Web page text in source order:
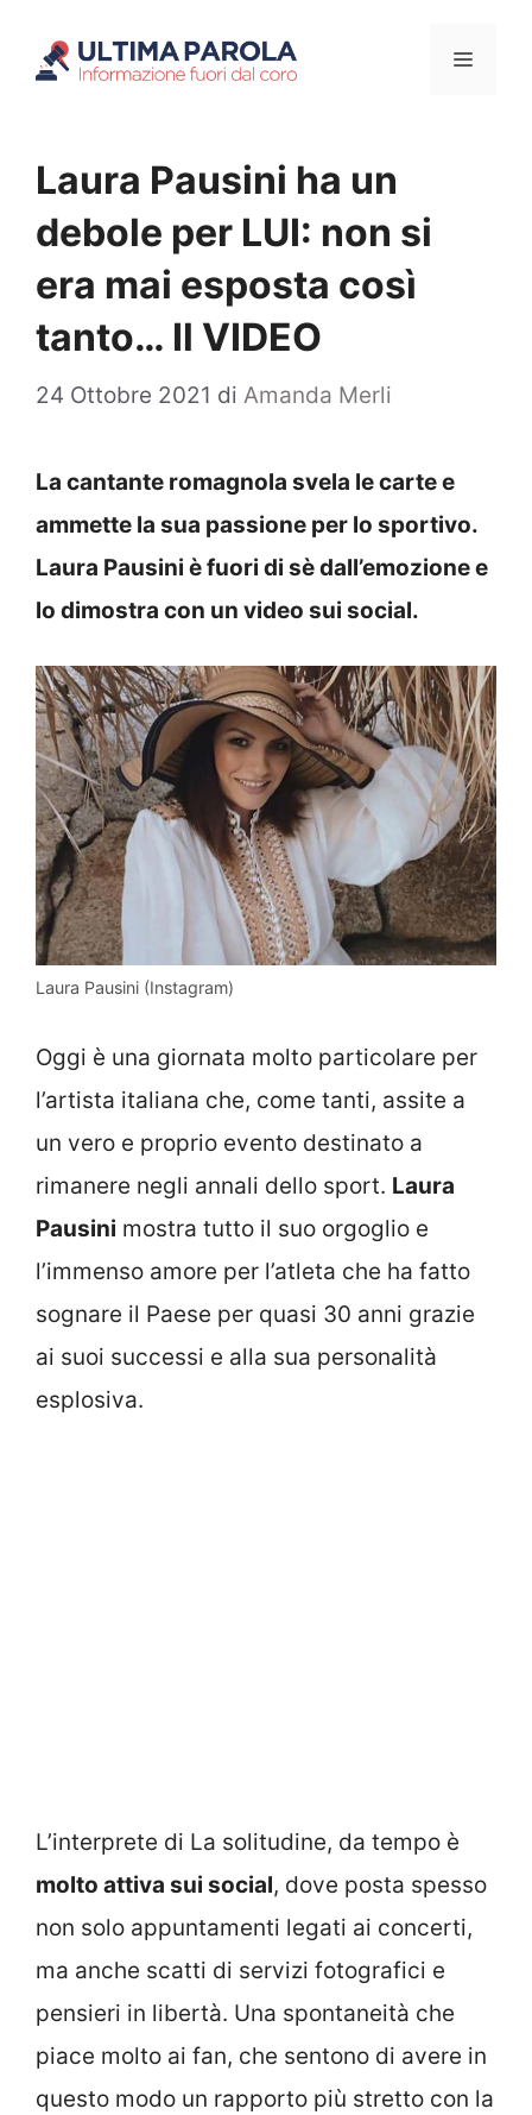
Menu
Laura Pausini ha un
debole per LUI: non si
era mai esposta così
tanto… Il VIDEO
24 Ottobre 2021 di Amanda Merli
La cantante romagnola svela le carte e
ammette la sua passione per lo sportivo.
Laura Pausini è fuori di sè dall’emozione e
lo dimostra con un video sui social.
Laura Pausini (Instagram)
Oggi è una giornata molto particolare per
l’artista italiana che, come tanti, assite a
un vero e proprio evento destinato a
rimanere negli annali dello sport. Laura
Pausini mostra tutto il suo orgoglio e
l’immenso amore per l’atleta che ha fatto
sognare il Paese per quasi 30 anni grazie
ai suoi successi e alla sua personalità
esplosiva.
L’interprete di La solitudine, da tempo è
molto attiva sui social, dove posta spesso
non solo appuntamenti legati ai concerti,
ma anche scatti di servizi fotografici e
pensieri in libertà. Una spontaneità che
piace molto ai fan, che sentono di avere in
questo modo un rapporto più stretto con la